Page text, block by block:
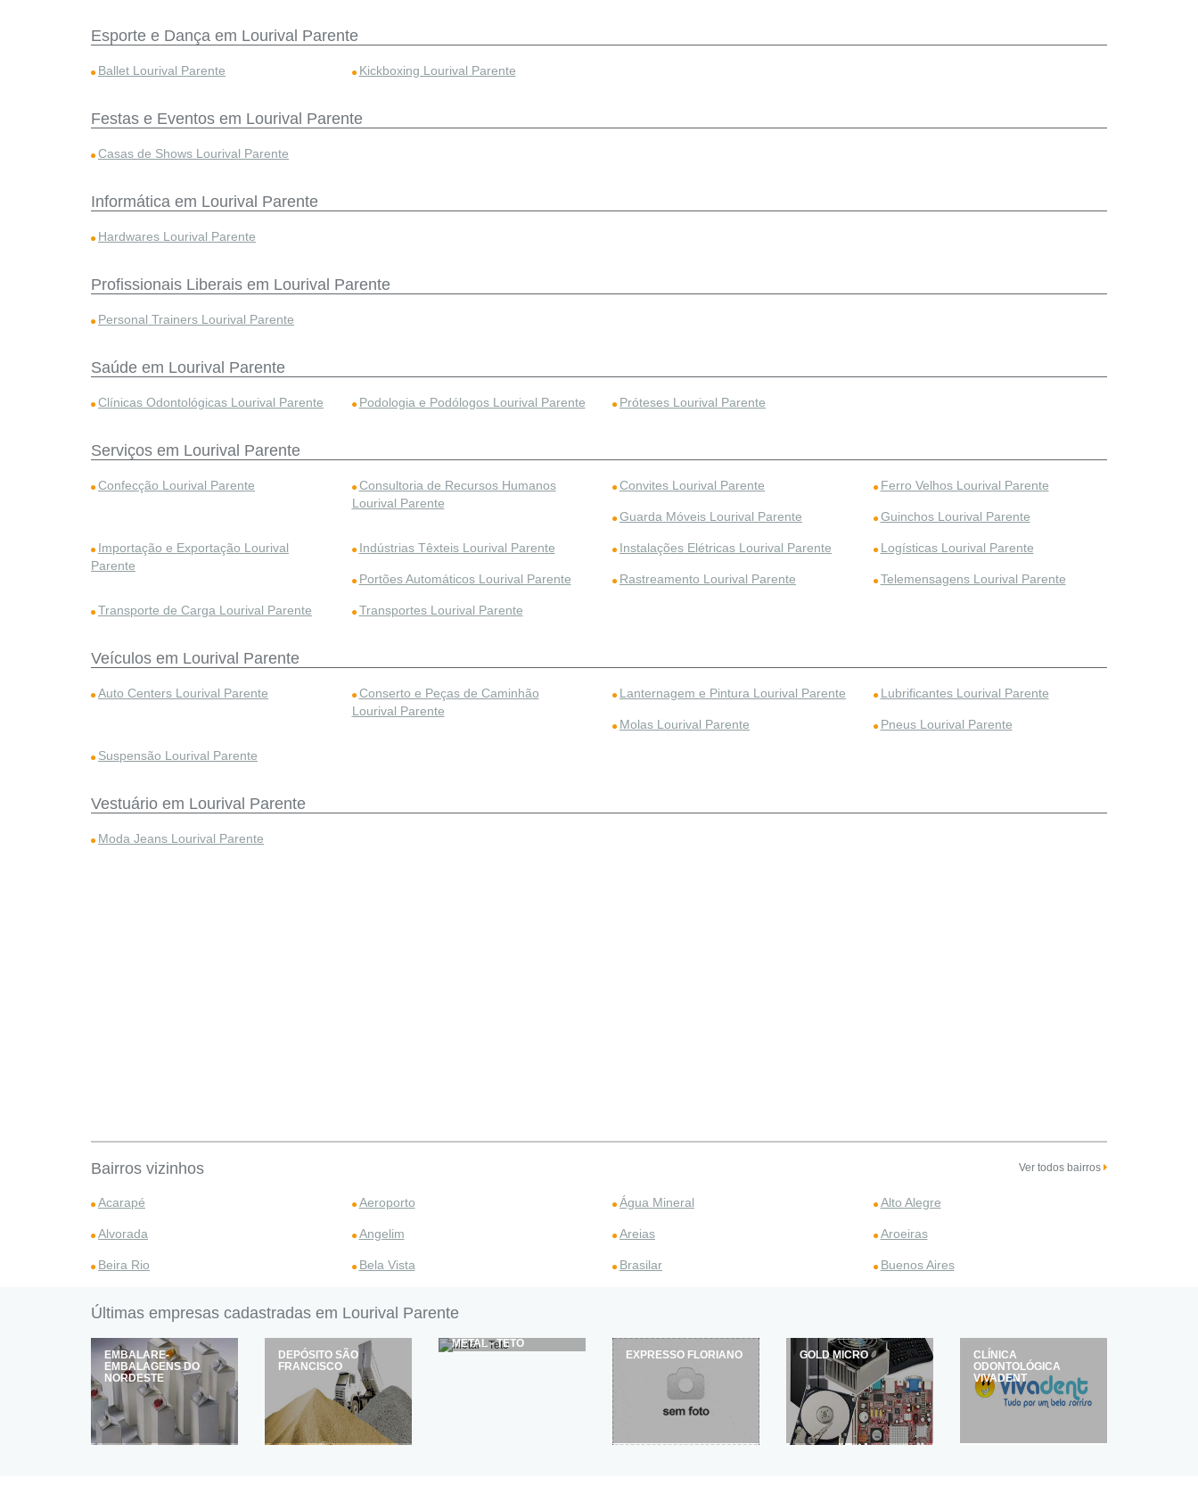
Esporte e Dança em Lourival Parente
Ballet Lourival Parente Kickboxing Lourival Parente
Festas e Eventos em Lourival Parente
Casas de Shows Lourival Parente
Informática em Lourival Parente
Hardwares Lourival Parente
Profissionais Liberais em Lourival Parente
Personal Trainers Lourival Parente
Saúde em Lourival Parente
Clínicas Odontológicas Lourival Parente Podologia e Podólogos Lourival Parente Próteses Lourival Parente
Serviços em Lourival Parente
Confecção Lourival Parente
Consultoria de Recursos Humanos
Lourival Parente
Convites Lourival Parente Ferro Velhos Lourival Parente
Guarda Móveis Lourival Parente Guinchos Lourival Parente
Importação e Exportação Lourival
Parente
Indústrias Têxteis Lourival Parente Instalações Elétricas Lourival Parente Logísticas Lourival Parente
Portões Automáticos Lourival Parente Rastreamento Lourival Parente Telemensagens Lourival Parente
Transporte de Carga Lourival Parente Transportes Lourival Parente
Veículos em Lourival Parente
Auto Centers Lourival Parente
Conserto e Peças de Caminhão
Lourival Parente
Lanternagem e Pintura Lourival Parente Lubrificantes Lourival Parente
Molas Lourival Parente Pneus Lourival Parente
Suspensão Lourival Parente
Vestuário em Lourival Parente
Moda Jeans Lourival Parente
Bairros vizinhos Ver todos bairros
Acarapé Aeroporto Água Mineral Alto Alegre
Alvorada Angelim Areias Aroeiras
Beira Rio Bela Vista Brasilar Buenos Aires
Últimas empresas cadastradas em Lourival Parente
EMBALARE-
EMBALAGENS DO
NORDESTE
DEPÓSITO SÃO
FRANCISCO
METAL - TETO
EXPRESSO FLORIANO
GOLD MICRO
CLÍNICA
ODONTOLÓGICA
VIVADENT